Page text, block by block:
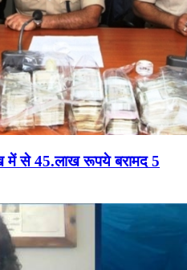
में से 45.लाख रूपये बरामद 5